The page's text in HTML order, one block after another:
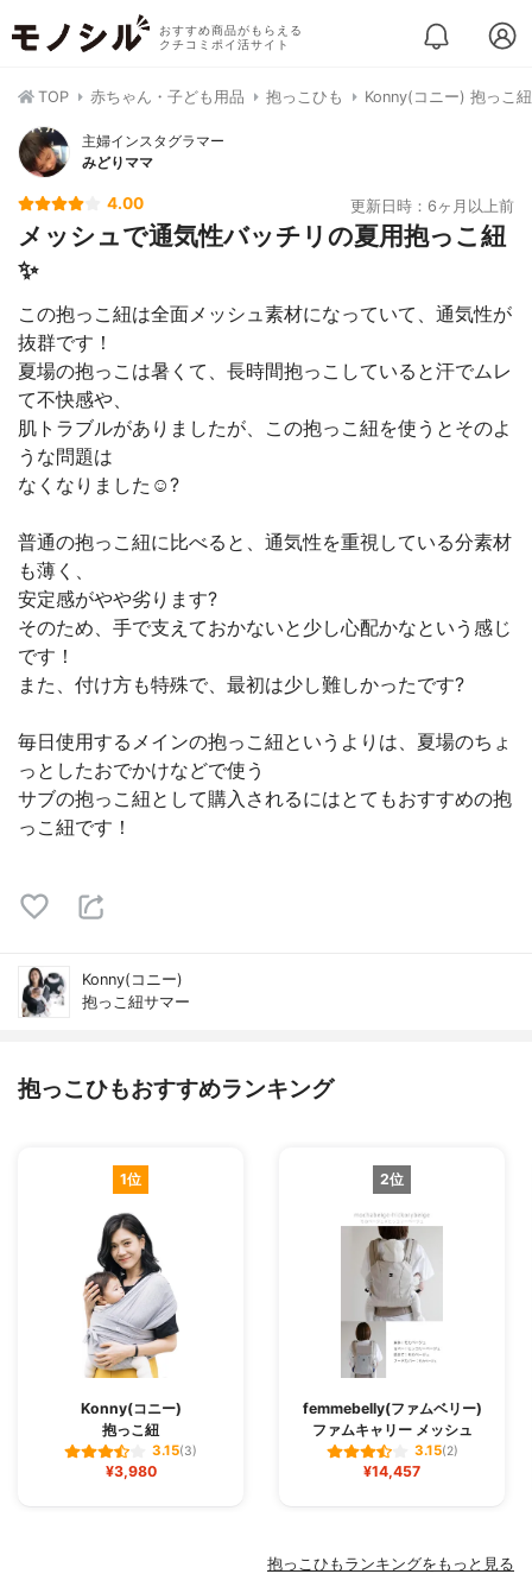
おすすめ商品がもらえる
クチコミポイ活サイト
TOP 赤ちゃん・子ども用品 抱っこひも Konny(コニー) 抱っこ
主婦インスタグラマー
みどりママ
4.00 更新日時：6ヶ月以上前
メッシュで通気性バッチリの夏用抱っこ紐
✨
この抱っこ紐は全面メッシュ素材になっていて、通気性が
抜群です！
夏場の抱っこは暑くて、長時間抱っこしていると汗でムレ
て不快感や、
肌トラブルがありましたが、この抱っこ紐を使うとそのよ
うな問題は
なくなりました☺️?
普通の抱っこ紐に比べると、通気性を重視している分素材
も薄く、
安定感がやや劣ります?
そのため、手で支えておかないと少し心配かなという感じ
です！
また、付け方も特殊で、最初は少し難しかったです?
毎日使用するメインの抱っこ紐というよりは、夏場のちょ
っとしたおでかけなどで使う
サブの抱っこ紐として購入されるにはとてもおすすめの抱
っこ紐です！
Konny(コニー)
抱っこ紐サマー
抱っこひもおすすめランキング
1位
Konny(コニー)
抱っこ紐
3.15(3)
¥3,980
2位
femmebelly(ファムベリー)
ファムキャリー メッシュ
3.15(2)
¥14,457
抱っこひもランキングをもっと見る